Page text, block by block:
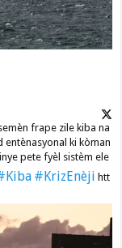
frape zile kiba na
entènasyonal ki kòman
pete fyèl sistèm ele
#KrizEnèji htt